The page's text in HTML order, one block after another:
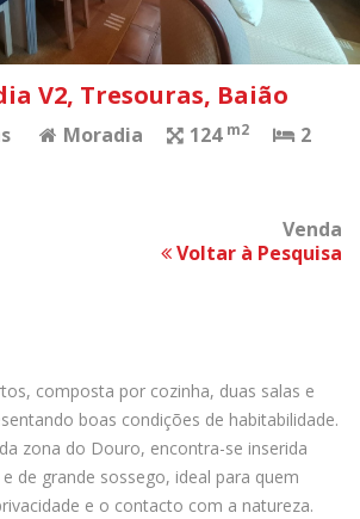
V2, Tresouras, Baião
Moradia 124 m2
2
Venda
Voltar à Pesquisa
composta por cozinha, duas salas e
boas condições de habitabilidade.
zona do Douro, encontra-se inserida
de grande sossego, ideal para quem
e o contacto com a natureza.